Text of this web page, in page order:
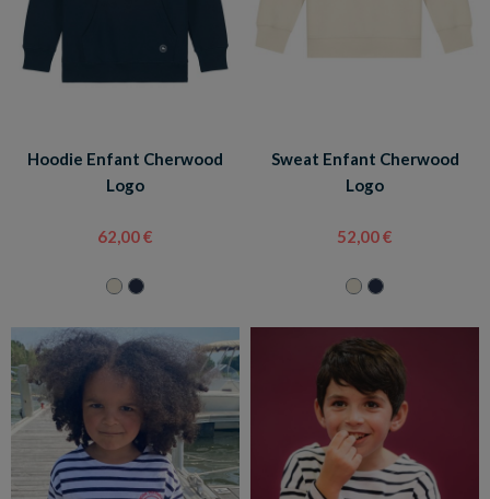
Hoodie Enfant Cherwood
Logo
62,00 €
Sweat Enfant Cherwood
Logo
52,00 €